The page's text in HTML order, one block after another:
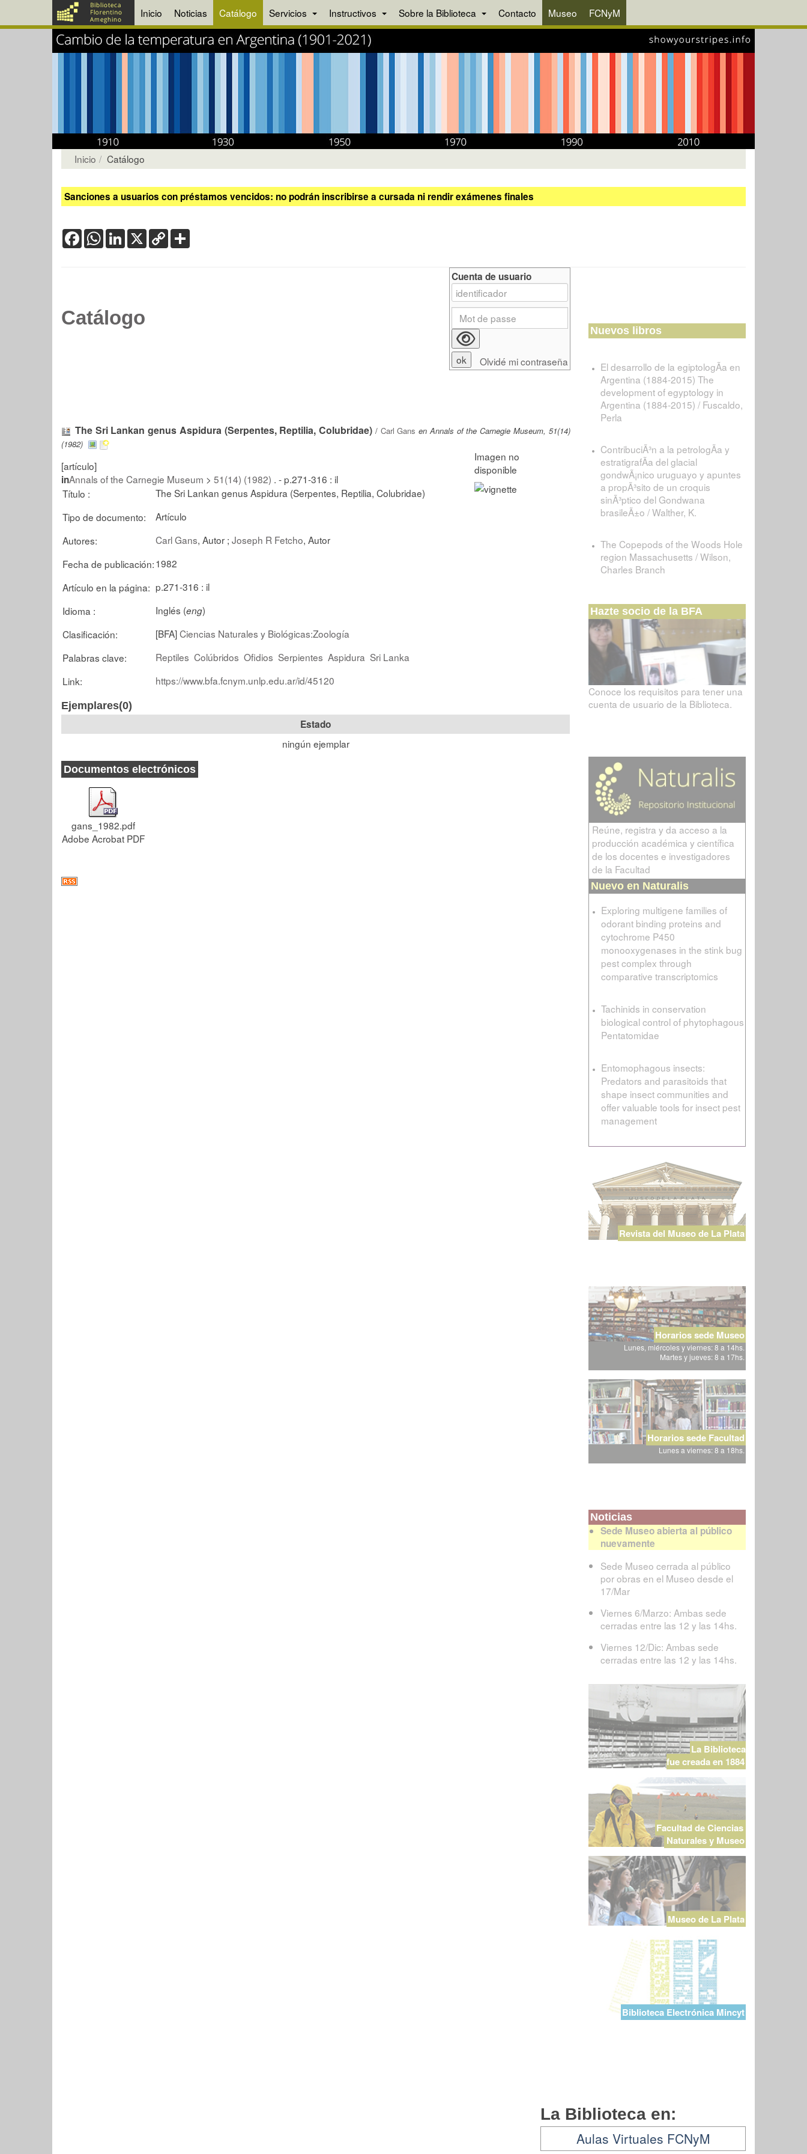
Inicio Noticias Catálogo Servicios Instructivos Sobre la Biblioteca Contacto Museo FCNyM
Inicio Catálogo
Sanciones a usuarios con préstamos vencidos: no podrán inscribirse a cursada ni rendir exámenes finales
FacebookWhatsApp
LinkedIn
X Copy
Link
Catálogo
The Sri Lankan genus Aspidura (Serpentes, Reptilia, Colubridae) / Carl Gans en Annals of the Carnegie Museum, 51(14)
(1982)
[artículo]
inAnnals of the Carnegie Museum > 51(14) (1982) . - p.271-316 : il
Título :
The Sri Lankan genus Aspidura (Serpentes, Reptilia, Colubridae)
Tipo de documento:
Artículo
Autores:
Carl Gans, Autor ; Joseph R Fetcho, Autor
Fecha de publicación:1982
Artículo en la página: p.271-316 : il
Idioma :
Inglés (eng)
Clasificación:
[BFA]Ciencias Naturales y Biológicas:Zoología
Palabras clave:
Reptiles Colúbridos Ofidios Serpientes Aspidura Sri Lanka
Link:
https://www.bfa.fcnym.unlp.edu.ar/id/45120
Ejemplares(0)
Estado
ningún ejemplar
Documentos electrónicos
gans_1982.pdf
Adobe Acrobat PDF
Cuenta de usuario
Olvidé mi contraseña
Nuevos libros
El desarrollo de la egiptologÃ­a en
Argentina (1884-2015) The
development of egyptology in
Argentina (1884-2015) / Fuscaldo,
Perla
ContribuciÃ³n a la petrologÃ­a y
estratigrafÃ­a del glacial
gondwÃ¡nico uruguayo y apuntes
a propÃ³sito de un croquis
sinÃ³ptico del Gondwana
brasileÃ±o / Walther, K.
The Copepods of the Woods Hole
region Massachusetts / Wilson,
Charles Branch
Hazte socio de la BFA
Conoce los requisitos para tener una
cuenta de usuario de la Biblioteca.
Reúne, registra y da acceso a la
producción académica y científica
de los docentes e investigadores
de la Facultad
Nuevo en Naturalis
Exploring multigene families of
odorant binding proteins and
cytochrome P450
monooxygenases in the stink bug
pest complex through
comparative transcriptomics
Tachinids in conservation
biological control of phytophagous
Pentatomidae
Entomophagous insects:
Predators and parasitoids that
shape insect communities and
offer valuable tools for insect pest
management
Revista del Museo de La Plata
Horarios sede Museo
Lunes, miércoles y viernes: 8 a 14hs.
Martes y jueves: 8 a 17hs.
Horarios sede Facultad
Lunes a viernes: 8 a 18hs.
Noticias
Sede Museo abierta al público
nuevamente
Sede Museo cerrada al público
por obras en el Museo desde el
17/Mar
Viernes 6/Marzo: Ambas sede
cerradas entre las 12 y las 14hs.
Viernes 12/Dic: Ambas sede
cerradas entre las 12 y las 14hs.
La Biblioteca
fue creada en 1884
Facultad de Ciencias
Naturales y Museo
Museo de La Plata
Biblioteca Electrónica Mincyt
La Biblioteca en:
Aulas Virtuales FCNyM